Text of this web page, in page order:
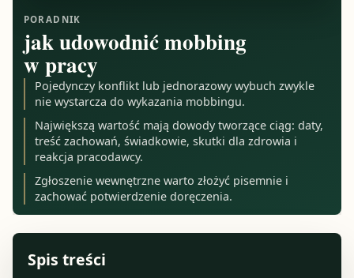
PORADNIK
jak udowodnić mobbing
w pracy
Pojedynczy konflikt lub jednorazowy wybuch zwykle
nie wystarcza do wykazania mobbingu.
Największą wartość mają dowody tworzące ciąg: daty,
treść zachowań, świadkowie, skutki dla zdrowia i
reakcja pracodawcy.
Zgłoszenie wewnętrzne warto złożyć pisemnie i
zachować potwierdzenie doręczenia.
Spis treści